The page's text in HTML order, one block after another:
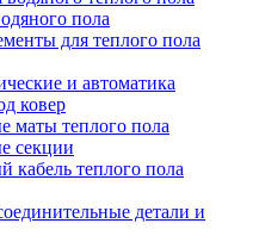
пола
для теплого пола
и автоматика
ковер
маты теплого пола
секции
кабель теплого пола
детали и